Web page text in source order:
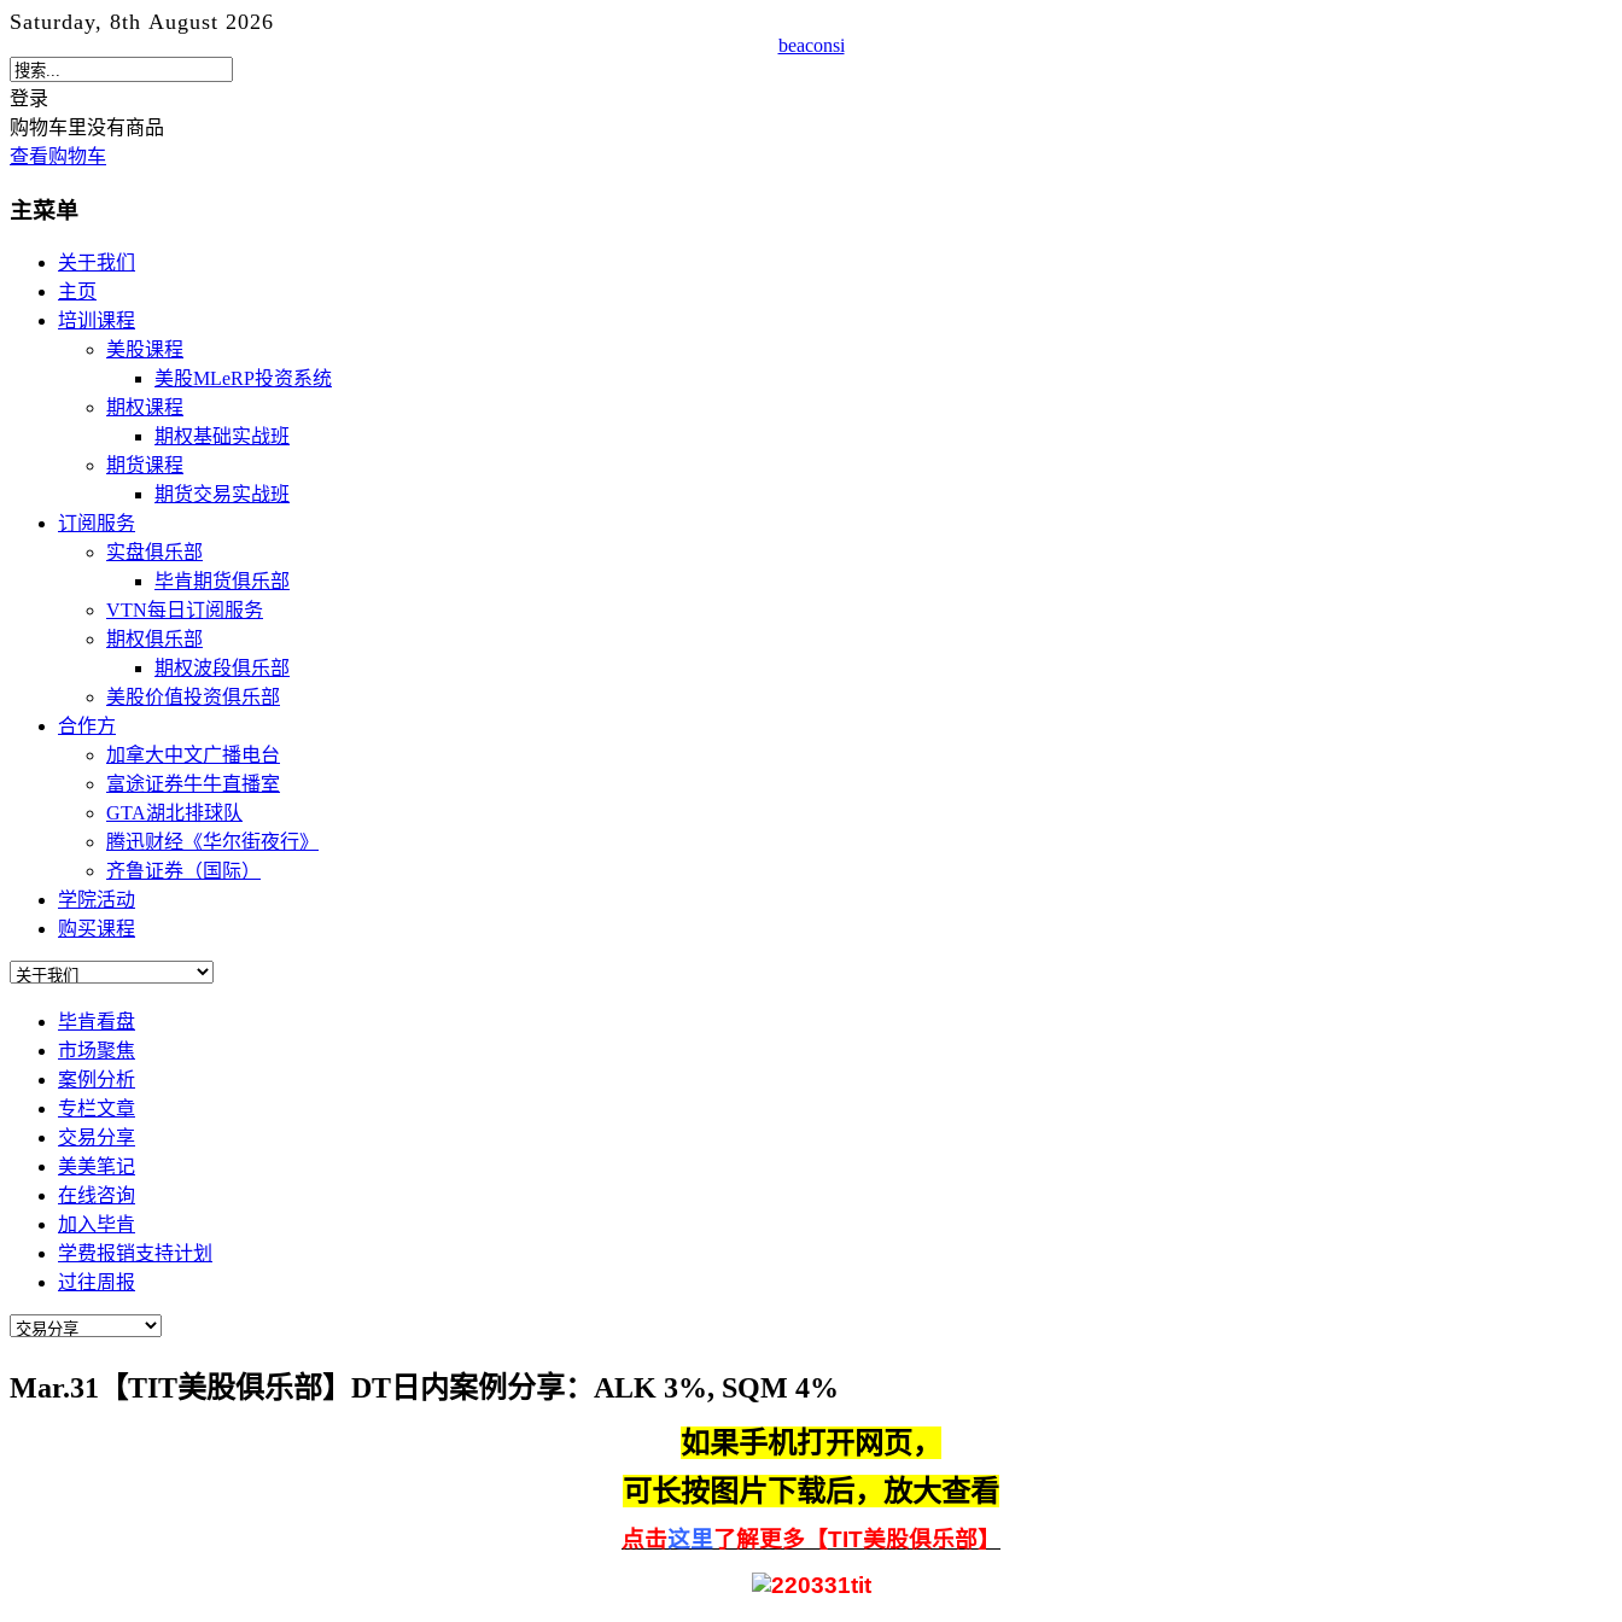
Saturday, 8th August 2026
beaconsi
登录
购物车里没有商品
查看购物车
主菜单
关于我们
主页
培训课程
美股课程
美股MLeRP投资系统
期权课程
期权基础实战班
期货课程
期货交易实战班
订阅服务
实盘俱乐部
毕肯期货俱乐部
VTN每日订阅服务
期权俱乐部
期权波段俱乐部
美股价值投资俱乐部
合作方
加拿大中文广播电台
富途证券牛牛直播室
GTA湖北排球队
腾迅财经《华尔街夜行》
齐鲁证券（国际）
学院活动
购买课程
毕肯看盘
市场聚焦
案例分析
专栏文章
交易分享
美美笔记
在线咨询
加入毕肯
学费报销支持计划
过往周报
Mar.31【TIT美股俱乐部】DT日内案例分享：ALK 3%, SQM 4%
如果手机打开网页，
可长按图片下载后，放大查看
点击这里了解更多【TIT美股俱乐部】